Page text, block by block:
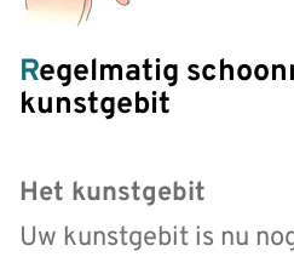
Regelmatig schoonmaken van het
kunstgebit
Het kunstgebit
Uw kunstgebit is nu